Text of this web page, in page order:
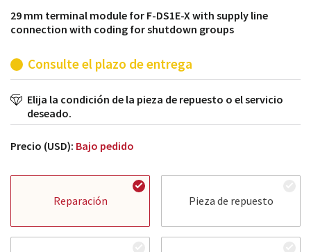
29 mm terminal module for F-DS1E-X with supply line
connection with coding for shutdown groups
Consulte el plazo de entrega
Elija la condición de la pieza de repuesto o el servicio
deseado.
Precio (USD): Bajo pedido
Reparación Pieza de repuesto